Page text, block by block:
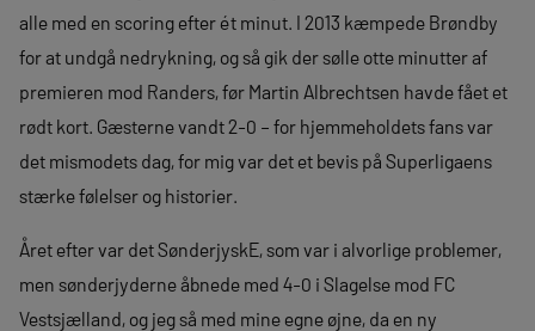
alle med en scoring efter ét minut. I 2013 kæmpede Brøndby
for at undgå nedrykning, og så gik der sølle otte minutter af
premieren mod Randers, før Martin Albrechtsen havde fået et
rødt kort. Gæsterne vandt 2-0 – for hjemmeholdets fans var
det mismodets dag, for mig var det et bevis på Superligaens
stærke følelser og historier.
Året efter var det SønderjyskE, som var i alvorlige problemer,
men sønderjyderne åbnede med 4-0 i Slagelse mod FC
Vestsjælland, og jeg så med mine egne øjne, da en ny